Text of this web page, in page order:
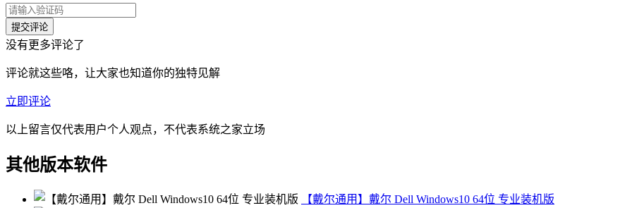
没有更多评论了
评论就这些咯，让大家也知道你的独特见解
立即评论
以上留言仅代表用户个人观点，不代表系统之家立场
其他版本软件
【戴尔通用】戴尔 Dell Windows10 64位 专业装机版